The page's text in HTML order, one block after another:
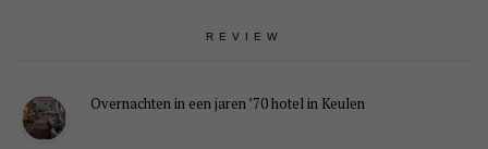
REVIEW
Overnachten in een jaren ’70 hotel in Keulen